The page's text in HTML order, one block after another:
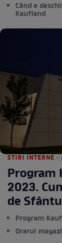
Când e
Kaufland
STIRI INTERNE •
Program
2023.
de
Program
Orarul